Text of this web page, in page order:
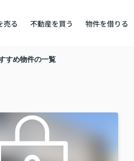
売る 不動産を買う 物件を借りる
すめ物件の一覧